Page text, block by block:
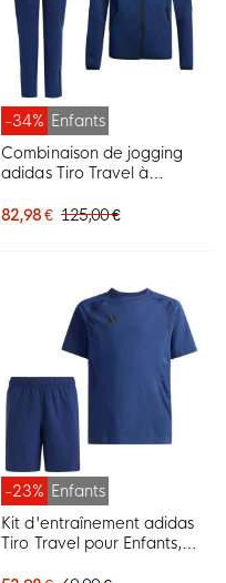
-34% Enfants
Combinaison de jogging
adidas Tiro Travel à
pour enfants, bleu foncé
82,98 € 125,00 €
-23% Enfants
Kit d'entraînement adidas
Tiro Travel pour Enfants,